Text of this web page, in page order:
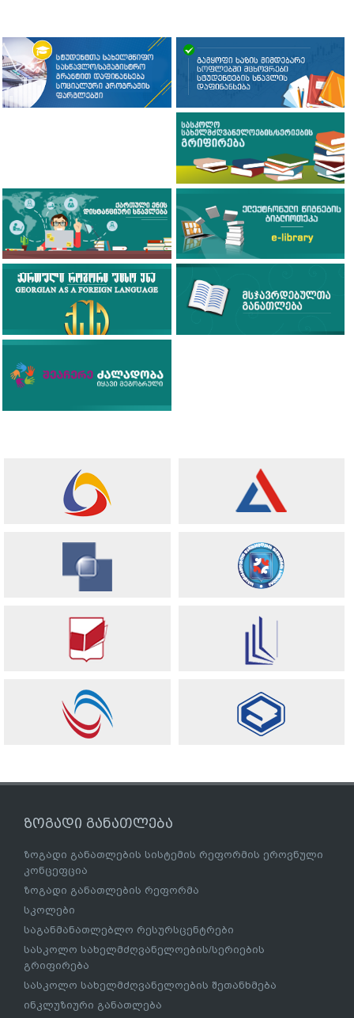
ზოგადი განათლება
ზოგადი განათლების სისტემის რეფორმის ეროვნული
კონცეფცია
ზოგადი განათლების რეფორმა
სკოლები
საგანმანათლებლო რესურსცენტრები
სასკოლო სახელმძღვანელოების/სერიების
გრიფირება
სასკოლო სახელმძღვანელოების შეთანხმება
ინკლუზიური განათლება